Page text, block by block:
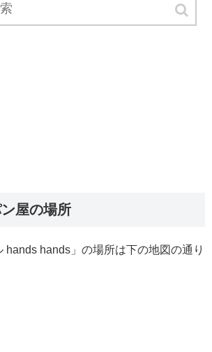
屋の場所
hands hands」の場所は下の地図の通り